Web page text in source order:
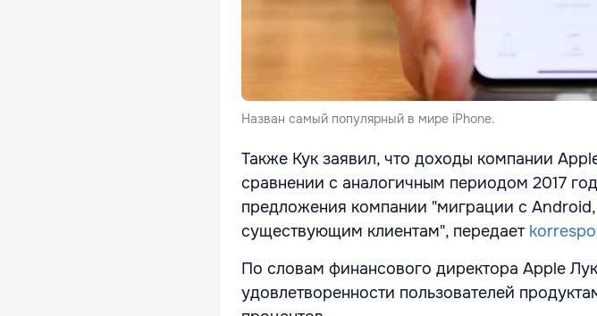
Назван самый популярный в мире iPhone.
Также Кук заявил, что доходы компании
сравнении с аналогичным периодом 2017
предложения компании "миграции с
существующим клиентам", передает
По словам финансового директора Apple
удовлетворенности пользователей